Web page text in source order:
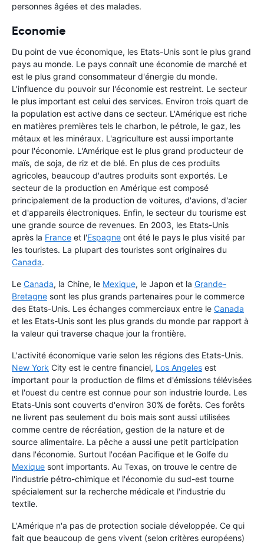
personnes âgées et des malades.
Economie
Du point de vue économique, les Etats-Unis sont le plus grand
pays au monde. Le pays connaît une économie de marché et
est le plus grand consommateur d'énergie du monde.
L'influence du pouvoir sur l'économie est restreint. Le secteur
le plus important est celui des services. Environ trois quart de
la population est active dans ce secteur. L'Amérique est riche
en matières premières tels le charbon, le pétrole, le gaz, les
métaux et les minéraux. L'agriculture est aussi importante
pour l'économie. L'Amérique est le plus grand producteur de
maïs, de soja, de riz et de blé. En plus de ces produits
agricoles, beaucoup d'autres produits sont exportés. Le
secteur de la production en Amérique est composé
principalement de la production de voitures, d'avions, d'acier
et d'appareils électroniques. Enfin, le secteur du tourisme est
une grande source de revenues. En 2003, les Etats-Unis
après la France et l'Espagne ont été le pays le plus visité par
les touristes. La plupart des touristes sont originaires du
Canada.
Le Canada, la Chine, le Mexique, le Japon et la Grande-
Bretagne sont les plus grands partenaires pour le commerce
des Etats-Unis. Les échanges commerciaux entre le Canada
et les Etats-Unis sont les plus grands du monde par rapport à
la valeur qui traverse chaque jour la frontière.
L'activité économique varie selon les régions des Etats-Unis.
New York City est le centre financiel, Los Angeles est
important pour la production de films et d'émissions télévisées
et l'ouest du centre est connue pour son industrie lourde. Les
Etats-Unis sont couverts d'environ 30% de forêts. Ces forêts
ne livrent pas seulement du bois mais sont aussi utilisées
comme centre de récréation, gestion de la nature et de
source alimentaire. La pêche a aussi une petit participation
dans l'économie. Surtout l'océan Pacifique et le Golfe du
Mexique sont importants. Au Texas, on trouve le centre de
l'industrie pétro-chimique et l'économie du sud-est tourne
spécialement sur la recherche médicale et l'industrie du
textile.
L'Amérique n'a pas de protection sociale développée. Ce qui
fait que beaucoup de gens vivent (selon critères européens)